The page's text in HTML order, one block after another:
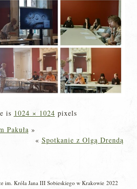
is 1024 × 1024 pixels
Pakułą »
« Spotkanie z Olgą Drendą
im. Króla Jana III Sobieskiego w Krakowie 2022